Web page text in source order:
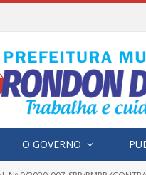
O GOVERNO